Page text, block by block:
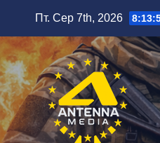
вмісту
Пт. Сер 7th, 2026